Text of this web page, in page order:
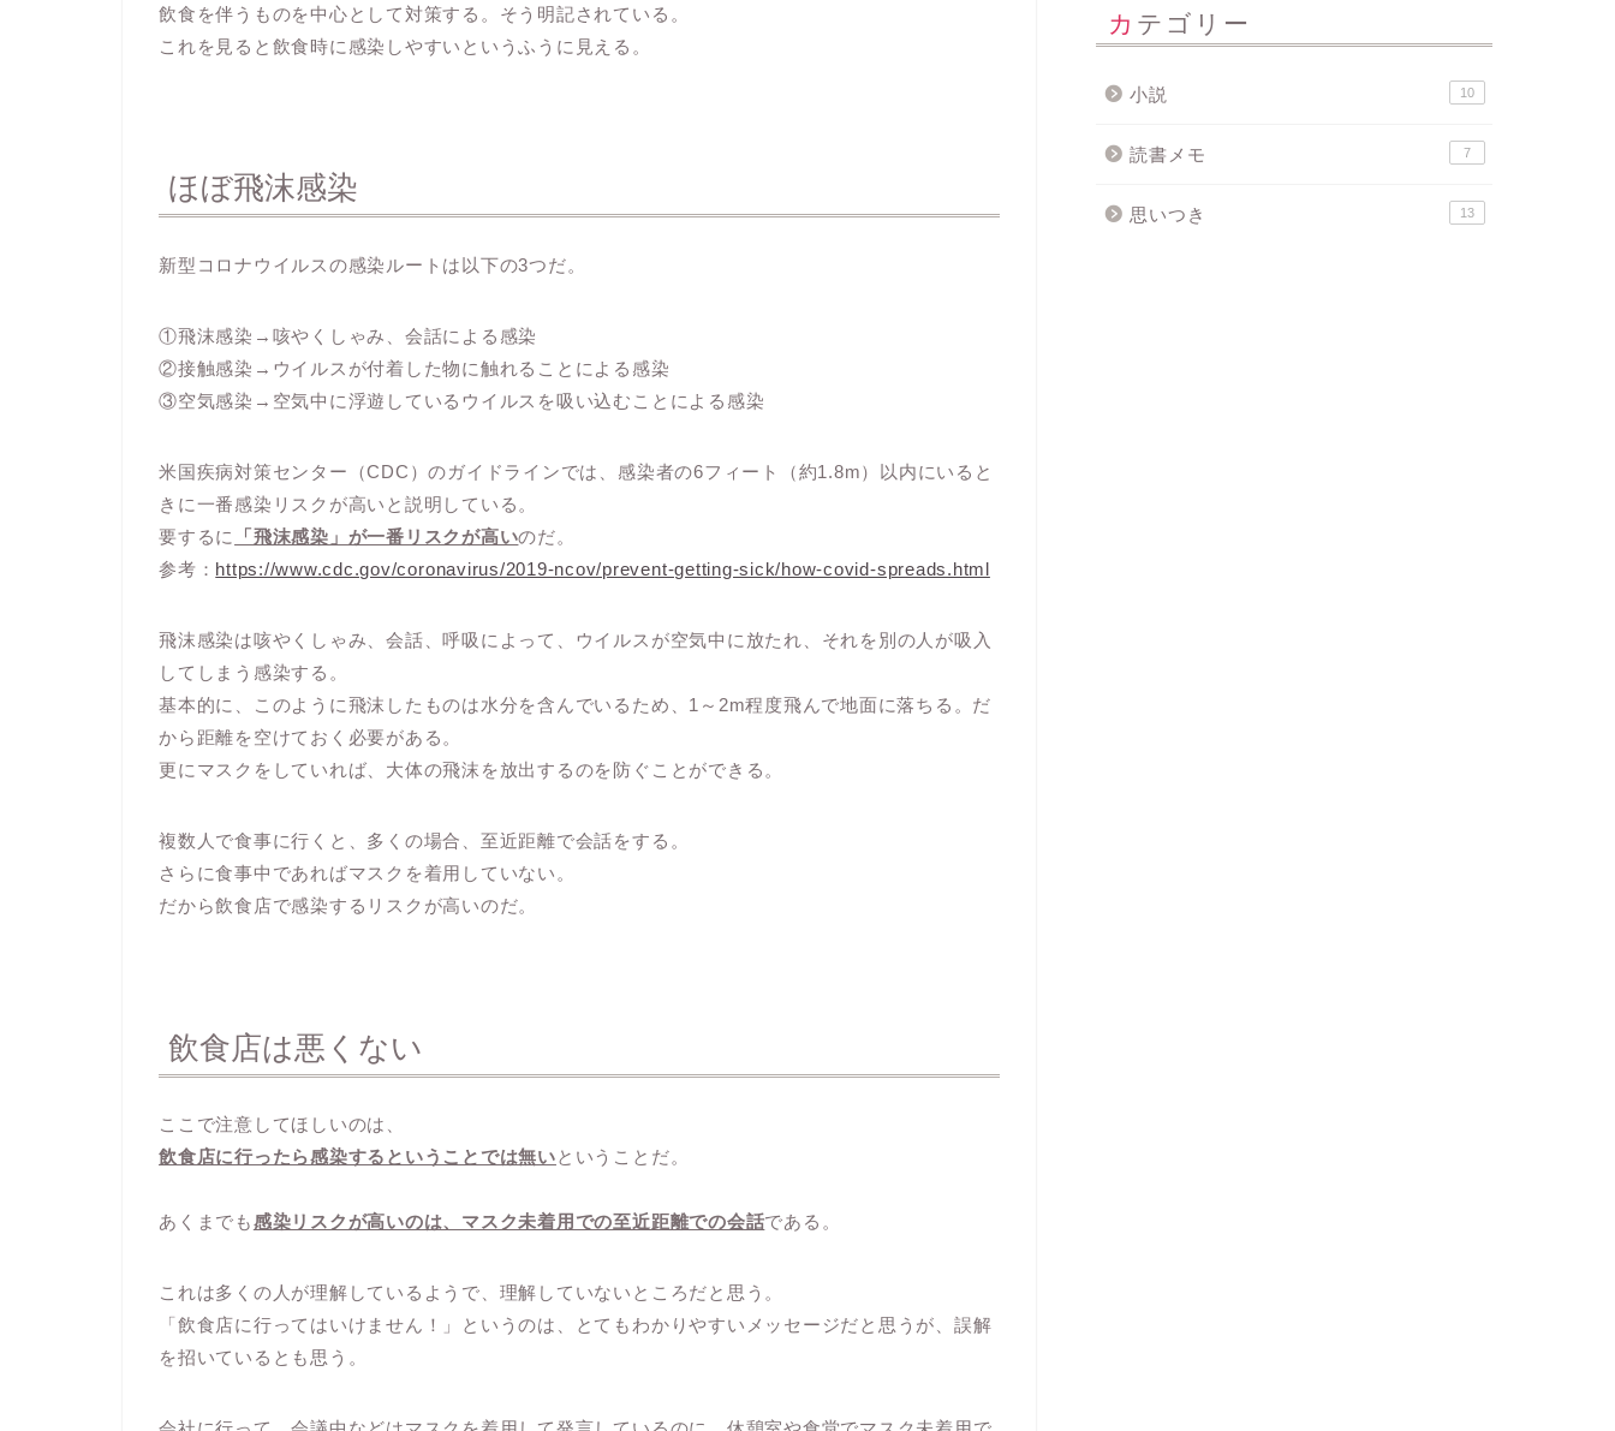
飲食を伴うものを中心として対策する。そう明記されている。
これを見ると飲食時に感染しやすいというふうに見える。
ほぼ飛沫感染
新型コロナウイルスの感染ルートは以下の3つだ。
①飛沫感染→咳やくしゃみ、会話による感染
②接触感染→ウイルスが付着した物に触れることによる感染
③空気感染→空気中に浮遊しているウイルスを吸い込むことによる感染
米国疾病対策センター（CDC）のガイドラインでは、感染者の6フィート（約1.8m）以内にいると
きに一番感染リスクが高いと説明している。
要するに
「飛沫感染」が一番リスクが高いのだ。
参考： https://www.cdc.gov/coronavirus/2019-ncov/prevent-getting-sick/how-covid-spreads.html
飛沫感染は咳やくしゃみ、会話、呼吸によって、ウイルスが空気中に放たれ、それを別の人が吸入
してしまう感染する。
基本的に、このように飛沫したものは水分を含んでいるため、1～2m程度飛んで地面に落ちる。だ
から距離を空けておく必要がある。
更にマスクをしていれば、大体の飛沫を放出するのを防ぐことができる。
複数人で食事に行くと、多くの場合、至近距離で会話をする。
さらに食事中であればマスクを着用していない。
だから飲食店で感染するリスクが高いのだ。
飲食店は悪くない
ここで注意してほしいのは、
飲食店に行ったら感染するということでは無いということだ。
あくまでも感染リスクが高いのは、マスク未着用での至近距離での会話である。
これは多くの人が理解しているようで、理解していないところだと思う。
「飲食店に行ってはいけません！」というのは、とてもわかりやすいメッセージだと思うが、誤解
を招いているとも思う。
カテゴリー
小説 10
読書メモ 7
思いつき 13